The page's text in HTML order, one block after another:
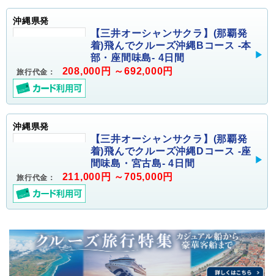
沖縄県発
【三井オーシャンサクラ】(那覇発
着)飛んでクルーズ沖縄Bコース -本
部・座間味島- 4日間
旅行代金： 208,000円 ～692,000円
沖縄県発
【三井オーシャンサクラ】(那覇発
着)飛んでクルーズ沖縄Dコース -座
間味島・宮古島- 4日間
旅行代金： 211,000円 ～705,000円